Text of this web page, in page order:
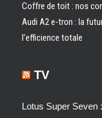
Coffre de toit : nos
Audi A2 e-tron : la
l’efficience totale
TV
Lotus Super Seven